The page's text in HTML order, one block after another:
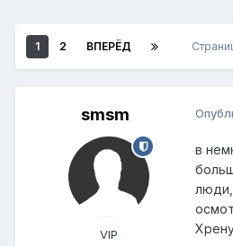
1 2 ВПЕРЁД
smsm
VIP
в
люди,